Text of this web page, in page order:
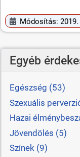
Módosítás:
Egyéb
Egészség (53)
Szexuális
Hazai
Jövendölés (5)
Színek (9)